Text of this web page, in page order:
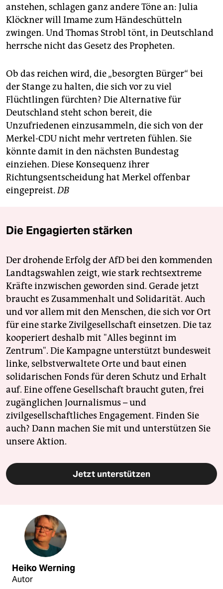
anstehen, schlagen ganz andere Töne an: Julia
Klöckner will Imame zum Händeschütteln
zwingen. Und Thomas Strobl tönt, in Deutschland
herrsche nicht das Gesetz des Propheten.
Ob das reichen wird, die „besorgten Bürger“ bei
der Stange zu halten, die sich vor zu viel
Flüchtlingen fürchten? Die Alternative für
Deutschland steht schon bereit, die
Unzufriedenen einzusammeln, die sich von der
Merkel-CDU nicht mehr vertreten fühlen. Sie
könnte damit in den nächsten Bundestag
einziehen. Diese Konsequenz ihrer
Richtungsentscheidung hat Merkel offenbar
eingepreist.DB
Die Engagierten stärken
Der drohende Erfolg der AfD bei den kommenden
Landtagswahlen zeigt, wie stark rechtsextreme
Kräfte inzwischen geworden sind. Gerade jetzt
braucht es Zusammenhalt und Solidarität. Auch
und vor allem mit den Menschen, die sich vor Ort
für eine starke Zivilgesellschaft einsetzen. Die taz
kooperiert deshalb mit "Alles beginnt im
Zentrum". Die Kampagne unterstützt bundesweit
linke, selbstverwaltete Orte und baut einen
solidarischen Fonds für deren Schutz und Erhalt
auf. Eine offene Gesellschaft braucht guten, frei
zugänglichen Journalismus – und
zivilgesellschaftliches Engagement. Finden Sie
auch? Dann machen Sie mit und unterstützen Sie
unsere Aktion.
Jetzt unterstützen
Heiko Werning
Autor